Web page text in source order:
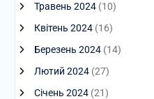
Травень 2024(10)
Квітень 2024(16)
Березень 2024(14)
Лютий 2024(27)
Січень 2024(21)